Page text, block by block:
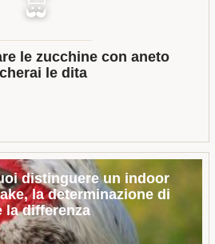
le zucchine con aneto
le dita
distinguere un indoor
la determinazione di
la differenza